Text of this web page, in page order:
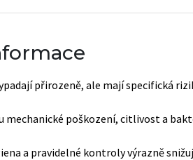
přirozeně, ale mají specifická
mechanické poškození, citlivost a
a pravidelné kontroly výrazně